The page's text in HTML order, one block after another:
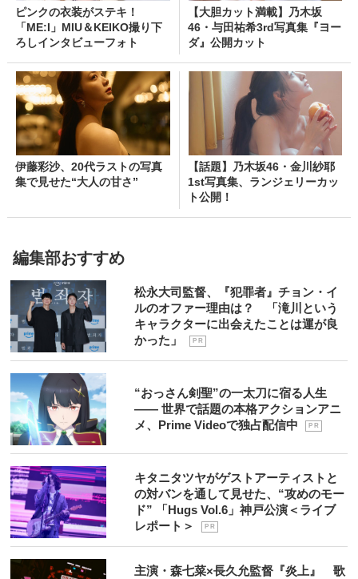
ピンクの衣装がステキ！
「ME:I」MIU＆KEIKO撮り下
ろしインタビューフォト
【大胆カット満載】乃木坂
46・与田祐希3rd写真集『ヨー
ダ』公開カット
伊藤彩沙、20代ラストの写真
集で見せた“大人の甘さ”
【話題】乃木坂46・金川紗耶
1st写真集、ランジェリーカッ
ト公開！
編集部おすすめ
松永大司監督、『犯罪者』チョン・イ
ルのオファー理由は？ 「滝川という
キャラクターに出会えたことは運が良
かった」
P R
“おっさん剣聖”の一太刀に宿る人生
―― 世界で話題の本格アクションアニ
メ、Prime Videoで独占配信中
P R
キタニタツヤがゲストアーティストと
の対バンを通して見せた、“攻めのモー
ド” 「Hugs Vol.6」神戸公演＜ライブ
レポート＞
P R
主演・森七菜×長久允監督『炎上』 歌